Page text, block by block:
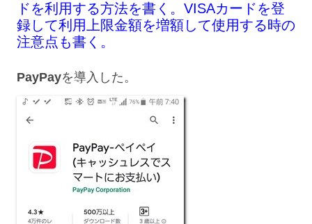
ドを利用する方法を書く。VISAカードを登
録して利用上限金額を増額して使用する時の
注意点も書く。
PayPayを導入した。